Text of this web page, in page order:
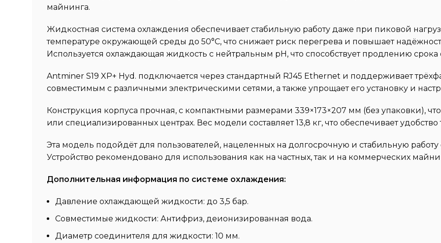
майнинга.
Жидкостная система охлаждения обеспечивает стабильную работу даже при пиковой
температуре окружающей среды до 50°C, что снижает риск перегрева и повышает
Используется охлаждающая жидкость с нейтральным pH, что способствует продлению
Antminer S19 XP+ Hyd. подключается через стандартный RJ45 Ethernet и поддерживает
совместимым с различными электрическими сетями, а также упрощает его установку и
Конструкция корпуса прочная, с компактными размерами 339×173×207 мм (без упаковки),
или специализированных центрах. Вес модели составляет 13,8 кг, что обеспечивает
Эта модель подойдёт для пользователей, нацеленных на долгосрочную и стабильную
Устройство рекомендовано для использования как на частных, так и на коммерческих
Дополнительная информация по системе охлаждения:
Давление охлаждающей жидкости: до 3,5 бар.
Совместимые жидкости: Антифриз, деионизированная вода.
Диаметр соединителя для жидкости: 10 мм.